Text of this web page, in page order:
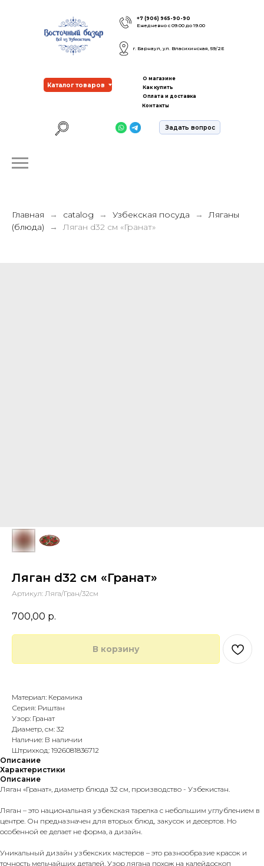
+7 (906) 965-90-90
Ежедневно с 09.00 до 19.00
г. Барнаул, ул. Власихинская, 59/2Е
Каталог товаров
Задать вопрос
О магазине
Как купить
Оплата и доставка
Контакты
Главная catalog Узбекская посуда
Ляганы
(блюда)
Ляган d32 см «Гранат»
Ляган d32 см «Гранат»
Артикул: Ляга/Гран/32см
700,00 р.
В корзину
Материал: Керамика
Серия: Риштан
Узор: Гранат
Диаметр, см: 32
Наличие: В наличии
Штрихкод: 1926081836712
Описание
Характеристики
Описание
Ляган «Гранат», диаметр блюда 32 см, производство - Узбекистан.
Ляган – это национальная узбекская тарелка с небольшим углублением в
центре. Он предназначен для вторых блюд, закусок и десертов. Но
особенной ее делает не форма, а дизайн.
Уникальный дизайн узбекских мастеров – это разнообразие красок и
точность мельчайших деталей. Узор лягана похож на калейдоскоп